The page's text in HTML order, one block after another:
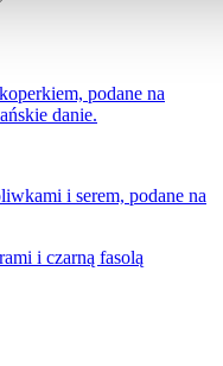
i czarną fasolą